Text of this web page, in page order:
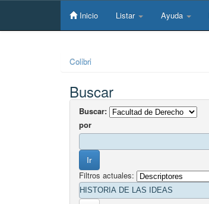
Skip
Inicio Listar Ayuda
Colibri
Buscar
Buscar:
por
Filtros actuales: